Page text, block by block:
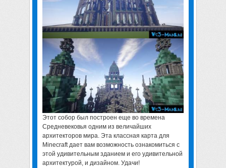
Этот собор был построен еще во времена
Средневековья одним из величайших
архитекторов мира. Эта классная карта для
Minecraft дает вам возможность ознакомиться с
этой удивительным зданием и его удивительной
архитектурой, и дизайном. Удачи!